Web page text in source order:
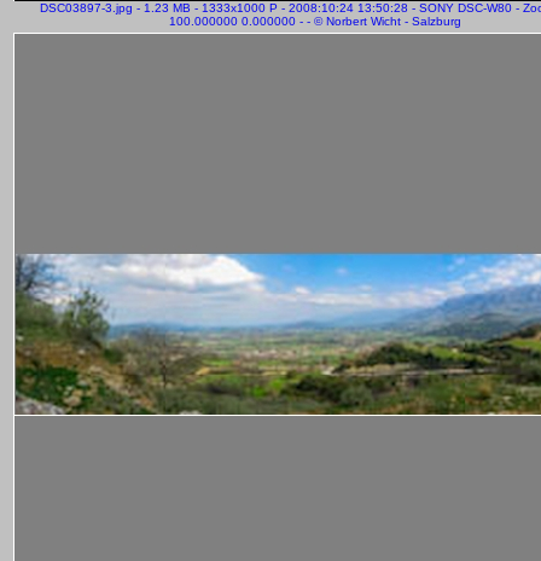
DSC03897-3.jpg - 1.23 MB - 1333x1000 P - 2008:10:24 13:50:28 - SONY DSC-W80 -
100.000000 0.000000 - - © Norbert Wicht - Salzburg